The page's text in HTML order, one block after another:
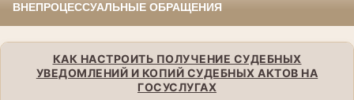
ВНЕПРОЦЕССУАЛЬНЫЕ ОБРАЩЕНИЯ
КАК НАСТРОИТЬ ПОЛУЧЕНИЕ СУДЕБНЫХ
УВЕДОМЛЕНИЙ И КОПИЙ СУДЕБНЫХ АКТОВ НА
ГОСУСЛУГАХ